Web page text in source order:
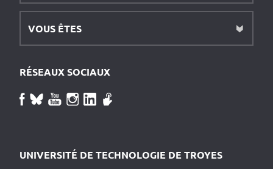
VOUS ÊTES
RÉSEAUX SOCIAUX
UNIVERSITÉ DE TECHNOLOGIE DE TROYES